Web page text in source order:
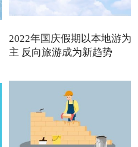
2022年国庆假期以本地游为
主 反向旅游成为新趋势